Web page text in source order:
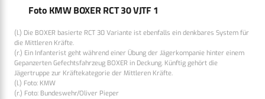
Foto KMW BOXER RCT 30 VJTF 1
(l.) Die BOXER basierte RCT 30 Variante ist ebenfalls ein denkbares System für
die Mittleren Kräfte.
(r.) Ein Infanterist geht während einer Übung der Jägerkompanie hinter einem
Gepanzerten Gefechtsfahrzeug BOXER in Deckung. Künftig gehört die
Jägertruppe zur Kräftekategorie der Mittleren Kräfte.
(l.) Foto: KMW
(r.) Foto: Bundeswehr/Oliver Pieper